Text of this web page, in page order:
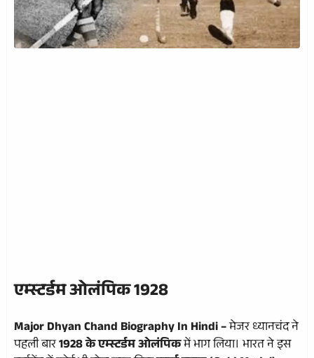
एम्स्टर्डम ओलंपिक 1928
Major Dhyan Chand Biography In Hindi –मेजर ध्यानचंद ने
पहली बार1928 के एम्स्टर्डम ओलंपिकमें भाग लिया। भारत ने इस